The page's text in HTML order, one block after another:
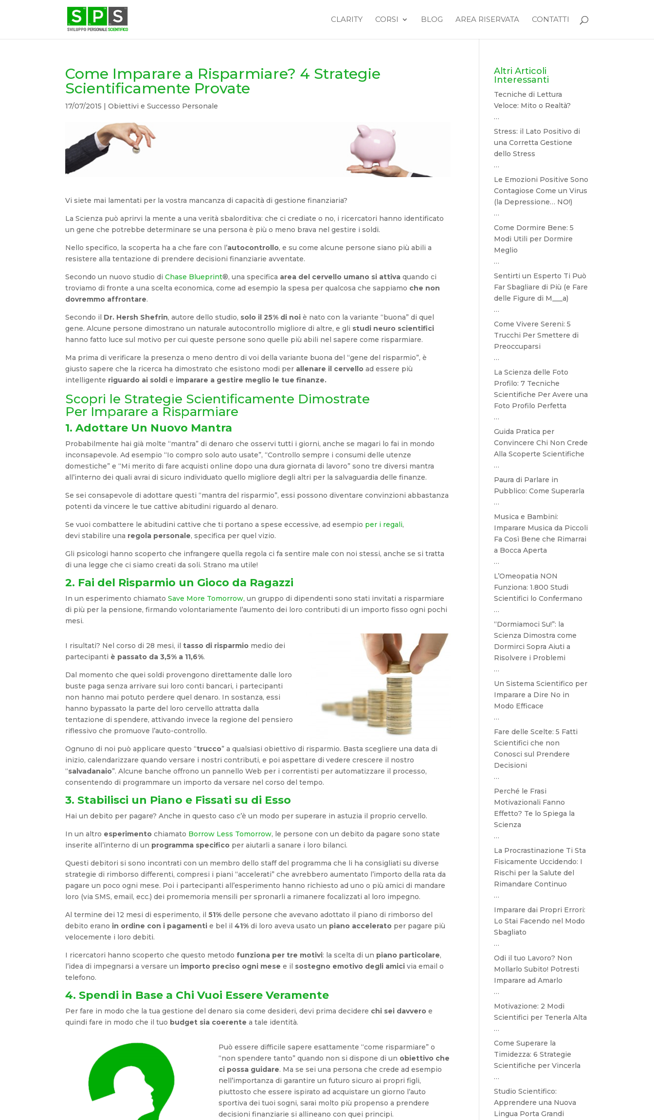
CLARITY CORSI BLOG AREA RISERVATA CONTATTI
Come Imparare a Risparmiare? 4 Strategie
Scientificamente Provate
17/07/2015 |Obiettivi e Successo Personale
Vi siete mai lamentati per la vostra mancanza di capacità di gestione finanziaria?
La Scienza può aprirvi la mente a una verità sbalorditiva: che ci crediate o no, i ricercatori hanno identificato
un gene che potrebbe determinare se una persona è più o meno brava nel gestire i soldi.
Nello specifico, la scoperta ha a che fare con l’autocontrollo, e su come alcune persone siano più abili a
resistere alla tentazione di prendere decisioni finanziarie avventate.
Secondo un nuovo studio diChase Blueprint®, una specifica area del cervello umano si attiva quando ci
troviamo di fronte a una scelta economica, come ad esempio la spesa per qualcosa che sappiamo che non
dovremmo affrontare.
Secondo il Dr. Hersh Shefrin, autore dello studio, solo il 25% di noi è nato con la variante “buona” di quel
gene. Alcune persone dimostrano un naturale autocontrollo migliore di altre, e gli studi neuro scientifici
hanno fatto luce sul motivo per cui queste persone sono quelle più abili nel sapere come risparmiare.
Ma prima di verificare la presenza o meno dentro di voi della variante buona del “gene del risparmio”, è
giusto sapere che la ricerca ha dimostrato che esistono modi per allenare il cervello ad essere più
intelligente riguardo ai soldi e imparare a gestire meglio le tue finanze.
Scopri le Strategie Scientificamente Dimostrate
Per Imparare a Risparmiare
1. Adottare Un Nuovo Mantra
Probabilmente hai già molte “mantra” di denaro che osservi tutti i giorni, anche se magari lo fai in mondo
inconsapevole. Ad esempio “Io compro solo auto usate”, “Controllo sempre i consumi delle utenze
domestiche” e “Mi merito di fare acquisti online dopo una dura giornata di lavoro” sono tre diversi mantra
all’interno dei quali avrai di sicuro individuato quello migliore degli altri per la salvaguardia delle finanze.
Se sei consapevole di adottare questi “mantra del risparmio”, essi possono diventare convinzioni abbastanza
potenti da vincere le tue cattive abitudini riguardo al denaro.
Se vuoi combattere le abitudini cattive che ti portano a spese eccessive, ad esempio per i regali,
devi stabilire una regola personale, specifica per quel vizio.
Gli psicologi hanno scoperto che infrangere quella regola ci fa sentire male con noi stessi, anche se si tratta
di una legge che ci siamo creati da soli. Strano ma utile!
2. Fai del Risparmio un Gioco da Ragazzi
In un esperimento chiamatoSave More Tomorrow, un gruppo di dipendenti sono stati invitati a risparmiare
di più per la pensione, firmando volontariamente l’aumento dei loro contributi di un importo fisso ogni pochi
mesi.
I risultati? Nel corso di 28 mesi, iltasso di risparmio medio dei
partecipanti è passato da 3,5% a 11,6%.
Dal momento che quei soldi provengono direttamente dalle loro
buste paga senza arrivare sui loro conti bancari, i partecipanti
non hanno mai potuto perdere quel denaro. In sostanza, essi
hanno bypassato la parte del loro cervello attratta dalla
tentazione di spendere, attivando invece la regione del pensiero
riflessivo che promuove l’auto-controllo.
Ognuno di noi può applicare questo “trucco” a qualsiasi obiettivo di risparmio. Basta scegliere una data di
inizio, calendarizzare quando versare i nostri contributi, e poi aspettare di vedere crescere il nostro
“salvadanaio”. Alcune banche offrono un pannello Web per i correntisti per automatizzare il processo,
consentendo di programmare un importo da versare nel corso del tempo.
3. Stabilisci un Piano e Fissati su di Esso
Hai un debito per pagare? Anche in questo caso c’è un modo per superare in astuzia il proprio cervello.
In un altro esperimento chiamato Borrow Less Tomorrow, le persone con un debito da pagare sono state
inserite all’interno di un programma specifico per aiutarli a sanare i loro bilanci.
Questi debitori si sono incontrati con un membro dello staff del programma che li ha consigliati su diverse
strategie di rimborso differenti, compresi i piani “accelerati” che avrebbero aumentato l’importo della rata da
pagare un poco ogni mese. Poi i partecipanti all’esperimento hanno richiesto ad uno o più amici di mandare
loro (via SMS, email, ecc.) dei promemoria mensili per spronarli a rimanere focalizzati al loro impegno.
Al termine dei 12 mesi di esperimento, il51% delle persone che avevano adottato il piano di rimborso del
debito erano in ordine con i pagamenti e bel il41% di loro aveva usato un piano accelerato per pagare più
velocemente i loro debiti.
I ricercatori hanno scoperto che questo metodofunziona per tre motivi: la scelta di un piano particolare,
l’idea di impegnarsi a versare un importo preciso ogni mese e il sostegno emotivo degli amici via email o
telefono.
4. Spendi in Base a Chi Vuoi Essere Veramente
Per fare in modo che la tua gestione del denaro sia come desideri, devi prima decidere chi sei davveroe
quindi fare in modo che il tuo budget sia coerente a tale identità.
Può essere difficile sapere esattamente “come risparmiare” o
“non spendere tanto” quando non si dispone di un obiettivo che
ci possa guidare. Ma se sei una persona che crede ad esempio
nell’importanza di garantire un futuro sicuro ai propri figli,
piuttosto che essere ispirato ad acquistare un giorno l’auto
sportiva dei tuoi sogni, sarai molto più propenso a prendere
decisioni finanziarie si allineano con quei principi.
Altri Articoli
Interessanti
Tecniche di Lettura
Veloce: Mito o Realtà?
…
Stress: il Lato Positivo di
una Corretta Gestione
dello Stress
…
Le Emozioni Positive Sono
Contagiose Come un Virus
(la Depressione… NO!)
…
Come Dormire Bene: 5
Modi Utili per Dormire
Meglio
…
Sentirti un Esperto Ti Può
Far Sbagliare di Più (e Fare
delle Figure di M___a)
…
Come Vivere Sereni: 5
Trucchi Per Smettere di
Preoccuparsi
…
La Scienza delle Foto
Profilo: 7 Tecniche
Scientifiche Per Avere una
Foto Profilo Perfetta
…
Guida Pratica per
Convincere Chi Non Crede
Alla Scoperte Scientifiche
…
Paura di Parlare in
Pubblico: Come Superarla
…
Musica e Bambini:
Imparare Musica da Piccoli
Fa Così Bene che Rimarrai
a Bocca Aperta
…
L’Omeopatia NON
Funziona: 1.800 Studi
Scientifici lo Confermano
…
“Dormiamoci Su!”: la
Scienza Dimostra come
Dormirci Sopra Aiuti a
Risolvere i Problemi
…
Un Sistema Scientifico per
Imparare a Dire No in
Modo Efficace
…
Fare delle Scelte: 5 Fatti
Scientifici che non
Conosci sul Prendere
Decisioni
…
Perché le Frasi
Motivazionali Fanno
Effetto? Te lo Spiega la
Scienza
…
La Procrastinazione Ti Sta
Fisicamente Uccidendo: I
Rischi per la Salute del
Rimandare Continuo
…
Imparare dai Propri Errori:
Lo Stai Facendo nel Modo
Sbagliato
…
Odi il tuo Lavoro? Non
Mollarlo Subito! Potresti
Imparare ad Amarlo
…
Motivazione: 2 Modi
Scientifici per Tenerla Alta
…
Come Superare la
Timidezza: 6 Strategie
Scientifiche per Vincerla
…
Studio Scientifico:
Apprendere una Nuova
Lingua Porta Grandi